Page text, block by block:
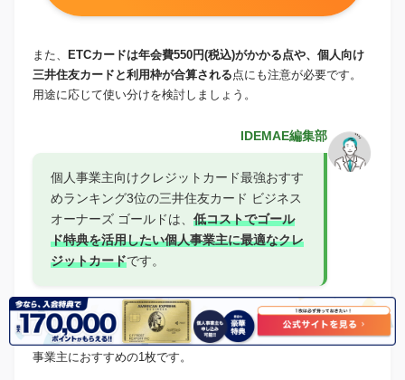
また、
ETCカードは年会費550円(税込)がかかる点や、個人向け
三井住友カードと利用枠が合算される 点にも注意が必要です。
用途に応じて使い分けを検討しましょう。
IDEMAE編集部
個人事業主向けクレジットカード最強おすす
めランキング3位の三井住友カード ビジネス
オーナーズ ゴールドは、 低コストでゴール
ド特典を活用したい個人事業主に最適なクレ
ジットカードです。
条件を満たせばゴールドランクのクレジットカードを年会費無
料で利用できるため、コストと機能のバランスを重視する個人
事業主におすすめの1枚です。